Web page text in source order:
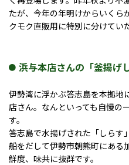
たが、今年の年明けからいくら
クモク直販用に特別に分けてい
浜与本店さんの「釜揚げ
伊勢湾に浮かぶ答志島を本拠地
店さん。なんといっても自慢
す。
答志島で水揚げされた「しらす
船をだして伊勢市朝熊町にある
鮮度、味共に抜群です。